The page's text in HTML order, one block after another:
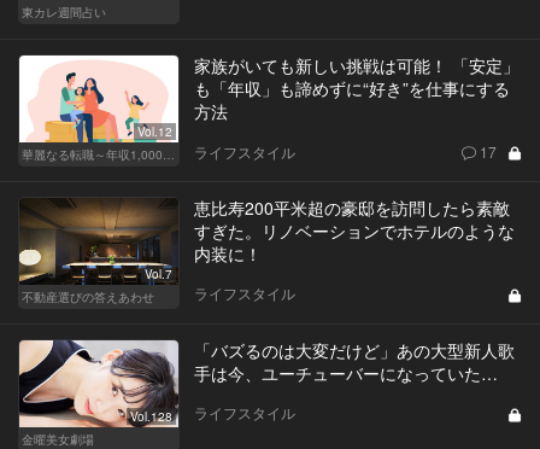
東カレ週間占い
Vol.12
華麗なる転職～年収1,000万超の道～
家族がいても新しい挑戦は可能！ 「安定」
も「年収」も諦めずに“好き”を仕事にする
方法
ライフスタイル 17
Vol.7
不動産選びの答えあわせ
恵比寿200平米超の豪邸を訪問したら素敵
すぎた。リノベーションでホテルのような
内装に！
ライフスタイル
Vol.128
金曜美女劇場
「バズるのは大変だけど」あの大型新人歌
手は今、ユーチューバーになっていた…
ライフスタイル